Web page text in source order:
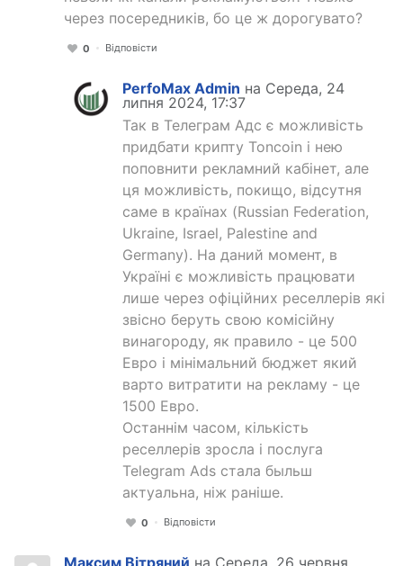
через посередників, бо це ж дорогувато?
0 Відповісти
PerfoMax Admin на Середа, 24
липня 2024, 17:37
Так в Телеграм Адс є можливість
придбати крипту Toncoin і нею
поповнити рекламний кабінет, але
ця можливість, покищо, відсутня
саме в країнах (Russian Federation,
Ukraine, Israel, Palestine and
Germany). На даний момент, в
Україні є можливість працювати
лише через офіційних реселлерів які
звісно беруть свою комісійну
винагороду, як правило - це 500
Евро і мінімальний бюджет який
варто витратити на рекламу - це
1500 Евро.
Останнім часом, кількість
реселлерів зросла і послуга
Telegram Ads стала быльш
актуальна, ніж раніше.
0 Відповісти